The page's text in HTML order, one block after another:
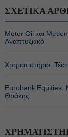
ΣΧΕΤΙΚΑ
Motor Oil και
Αναπτυξιακό
Χρηματιστήριο:
Eurobank Equities:
Θράκης